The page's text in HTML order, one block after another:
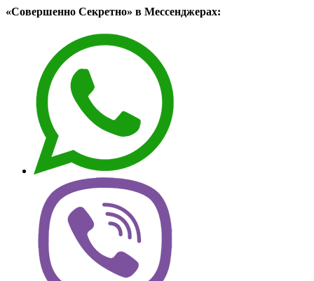
«Совершенно Секретно» в Мессенджерах: